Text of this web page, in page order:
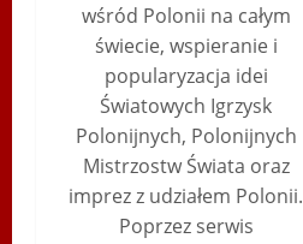
wśród Polonii na całym
świecie, wspieranie i
popularyzacja idei
Światowych Igrzysk
Polonijnych, Polonijnych
Mistrzostw Świata oraz
imprez z udziałem Polonii.
Poprzez serwis